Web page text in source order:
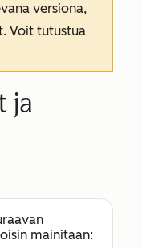
versiona,
Voit tutustua
ja
mainitaan: